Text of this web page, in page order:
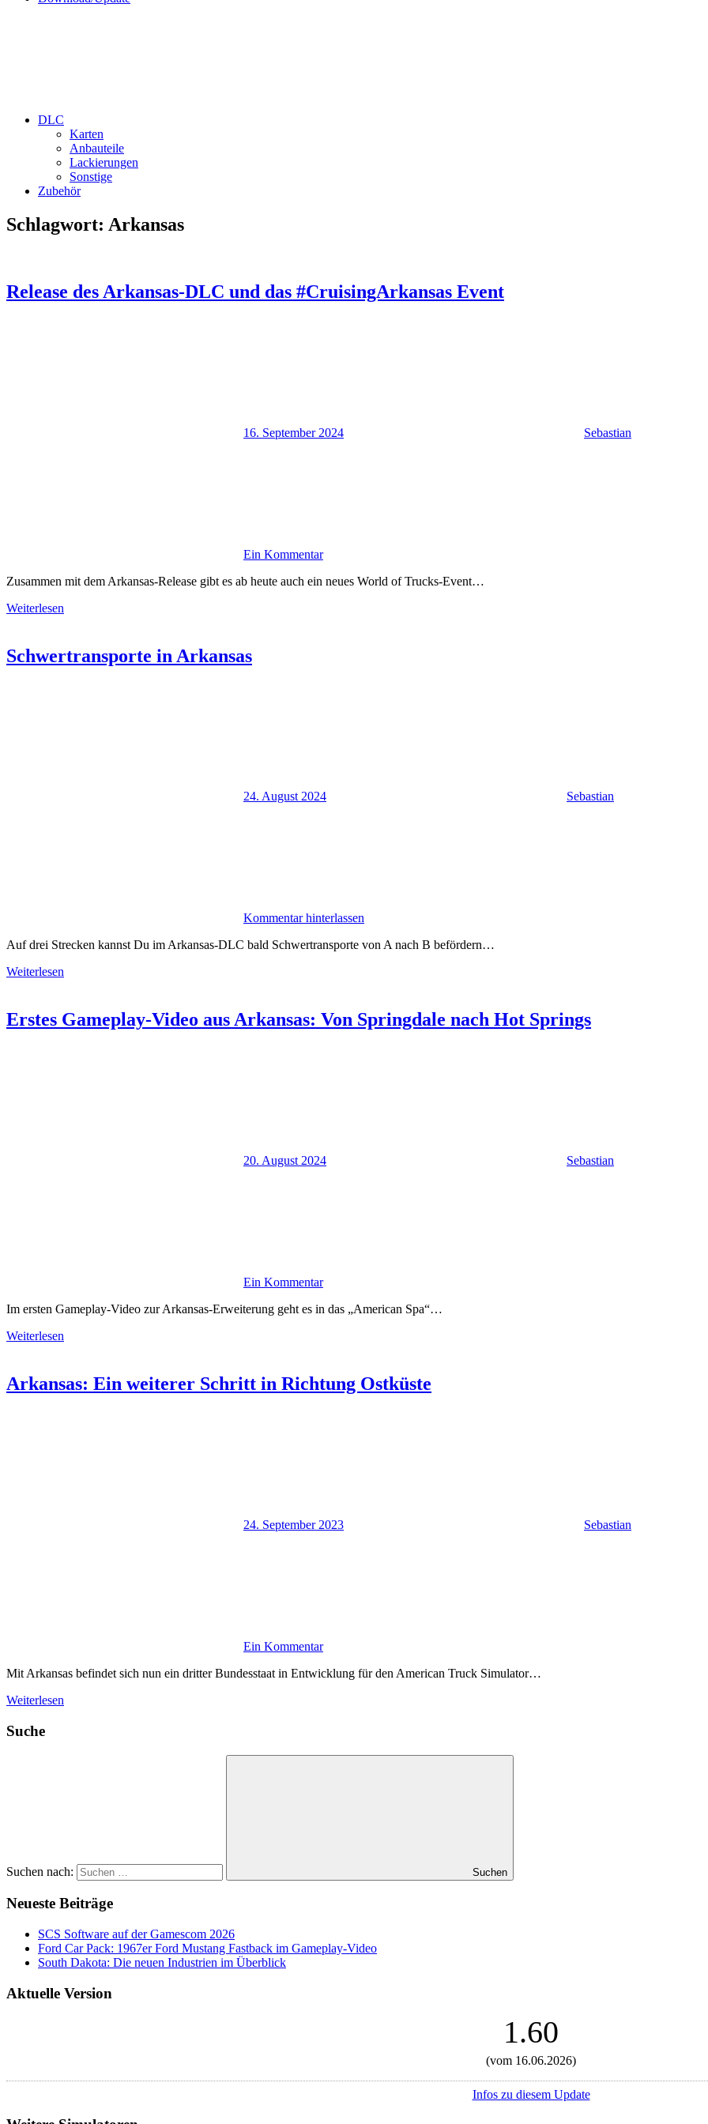
DLC
Karten
Anbauteile
Lackierungen
Sonstige
Zubehör
Schlagwort: Arkansas
Release des Arkansas-DLC und das #CruisingArkansas Event
16. September 2024 Sebastian
Ein Kommentar
Zusammen mit dem Arkansas-Release gibt es ab heute auch ein neues World of Trucks-Event…
Weiterlesen
Schwertransporte in Arkansas
24. August 2024 Sebastian
Kommentar hinterlassen
Auf drei Strecken kannst Du im Arkansas-DLC bald Schwertransporte von A nach B befördern…
Weiterlesen
Erstes Gameplay-Video aus Arkansas: Von Springdale nach Hot Springs
20. August 2024 Sebastian
Ein Kommentar
Im ersten Gameplay-Video zur Arkansas-Erweiterung geht es in das „American Spa“…
Weiterlesen
Arkansas: Ein weiterer Schritt in Richtung Ostküste
24. September 2023 Sebastian
Ein Kommentar
Mit Arkansas befindet sich nun ein dritter Bundesstaat in Entwicklung für den American Truck Simulator…
Weiterlesen
Suche
Suchen nach: Suchen
Neueste Beiträge
SCS Software auf der Gamescom 2026
Ford Car Pack: 1967er Ford Mustang Fastback im Gameplay-Video
South Dakota: Die neuen Industrien im Überblick
Aktuelle Version
1.60
(vom 16.06.2026)
Infos zu diesem Update